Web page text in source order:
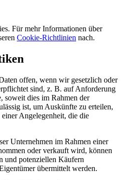
Für mehr Informationen über
Cookie-Richtlinien nach.
offen, wenn wir gesetzlich oder
sind, z. B. auf Anforderung
soweit dies im Rahmen der
ist, um Auskünfte zu erteilen,
Angelegenheit, die die
Unternehmen im Rahmen einer
oder verkauft wird, können
und potenziellen Käufern
übermittelt werden.